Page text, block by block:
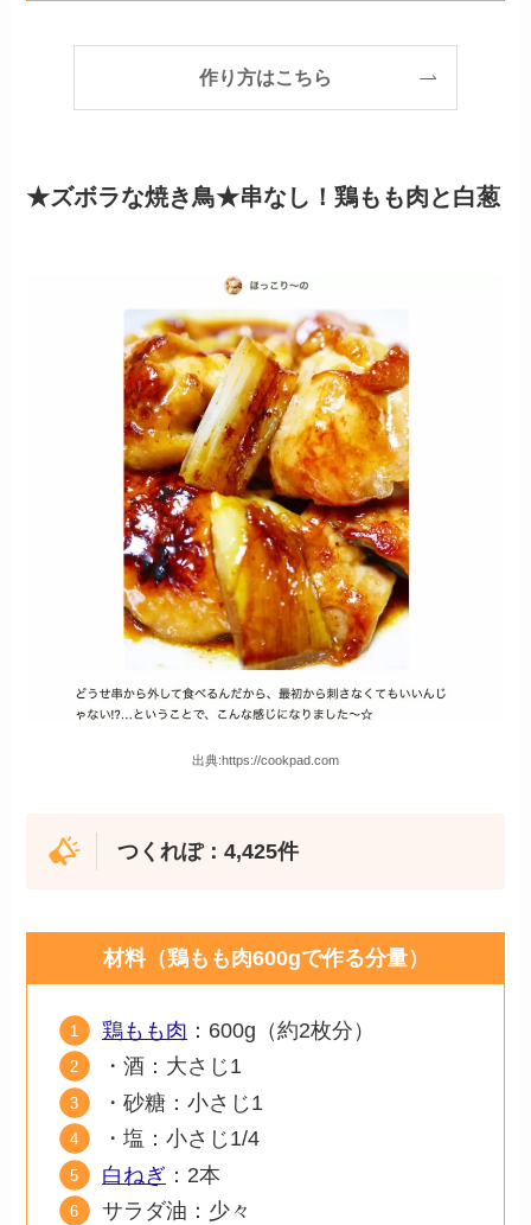
作り方はこちら
★ズボラな焼き鳥★串なし！鶏もも肉と白葱
出典:https://cookpad.com
つくれぽ：4,425件
材料（鶏もも肉600gで作る分量）
鶏もも肉 ：600g（約2枚分）
・酒：大さじ1
・砂糖：小さじ1
・塩：小さじ1/4
白ねぎ ：2本
サラダ油：少々